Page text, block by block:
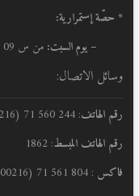
* حصّة إستمرارية:
– يوم السبت: من س 09 و 00 دق إلى س 12 و 00 دق.
وسائل الاتصال:
رقم الهاتف: 244 560 71 (00216)
رقم الهاتف المبسط: 1862
فاكس : 804 561 71 (00216)